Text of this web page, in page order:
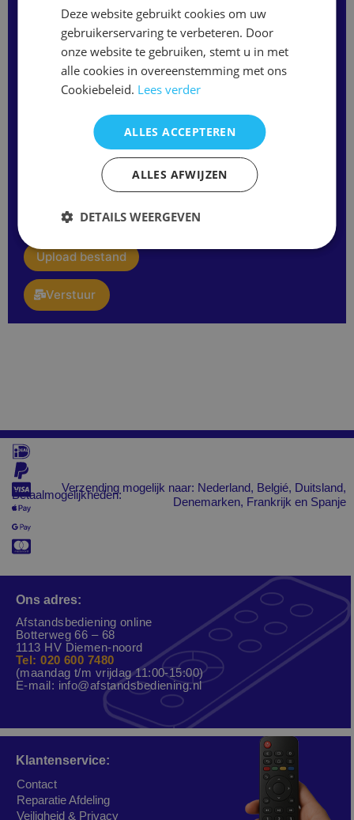
Neem gerust contact met ons op
of vul het formulier hieronder in.
Wij kunnen vaak alsnog de juiste afstandsbediening
leveren.
upload
Upload bestand
Verstuur
Betaalmogelijkheden:
Verzending mogelijk naar: Nederland, Belgié, Duitsland,
Denemarken, Frankrijk en Spanje
Ons adres:
Afstandsbediening online
Botterweg 66 – 68
1113 HV Diemen-noord
Tel: 020 600 7480
(maandag t/m vrijdag 11:00-15:00)
E-mail: info@afstandsbediening.nl
Klantenservice:
Contact
Reparatie Afdeling
Veiligheid & Privacy
Deze website gebruikt cookies om uw
gebruikerservaring te verbeteren. Door
onze website te gebruiken, stemt u in met
alle cookies in overeenstemming met ons
Cookiebeleid. Lees verder
ALLES ACCEPTEREN
ALLES AFWIJZEN
DETAILS WEERGEVEN